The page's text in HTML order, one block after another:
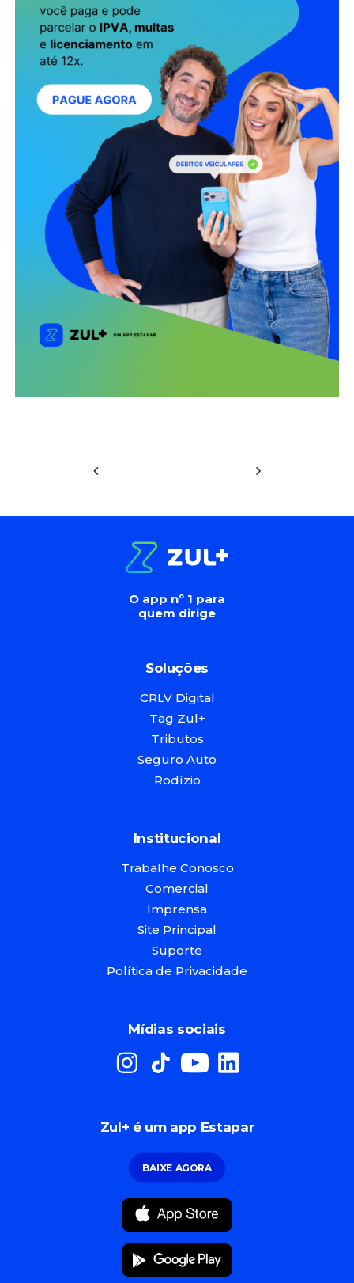
O app nº 1 para
quem dirige
Soluções
CRLV Digital
Tag Zul+
Tributos
Seguro Auto
Rodízio
Institucional
Trabalhe Conosco
Comercial
Imprensa
Site Principal
Suporte
Política de Privacidade
Mídias sociais
Zul+ é um app Estapar
BAIXE AGORA